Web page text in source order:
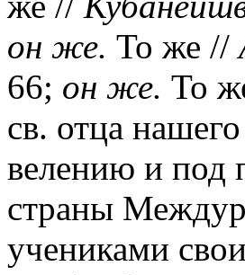
он же. То же //
66; он же. То
св. отца
велению и под
страны
учениками